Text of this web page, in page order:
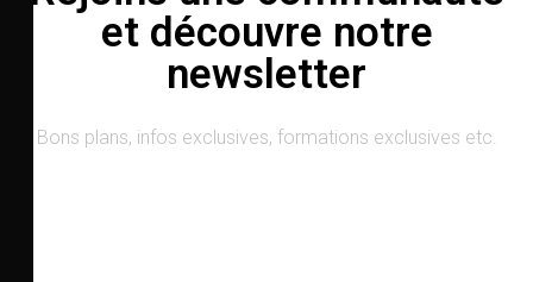
et découvre notre
newsletter
Bons plans, infos exclusives, formations exclusives etc.